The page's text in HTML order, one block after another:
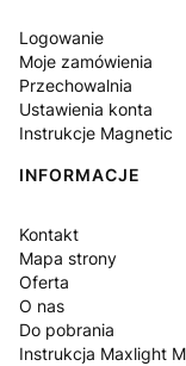
Logowanie
Moje zamówienia
Przechowalnia
Ustawienia konta
Instrukcje Magnetic
INFORMACJE
Kontakt
Mapa strony
Oferta
O nas
Do pobrania
Instrukcja Maxlight